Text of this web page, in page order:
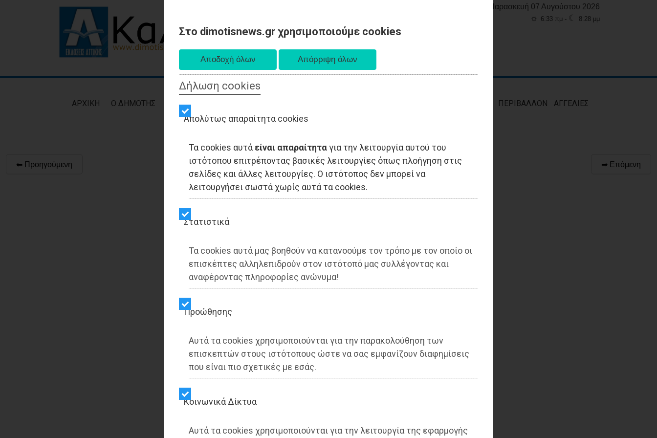
Στο dimotisnews.gr χρησιμοποιούμε cookies
Δήλωση cookies
Απολύτως απαραίτητα cookies
Τα cookies αυτά είναι απαραίτηταγια την λειτουργία αυτού του
ιστότοπου επιτρέποντας βασικές λειτουργίες όπως πλοήγηση στις
σελίδες και άλλες λειτουργίες. Ο ιστότοπος δεν μπορεί να
λειτουργήσει σωστά χωρίς αυτά τα cookies.
Στατιστικά
Τα cookies αυτά μας βοηθούν να κατανοούμε τον τρόπο με τον οποίο οι
επισκέπτες αλληλεπιδρούν στον ιστότοπό μας συλλέγοντας και
αναφέροντας πληροφορίες ανώνυμα!
Προώθησης
Αυτά τα cookies χρησιμοποιούνται για την παρακολούθηση των
επισκεπτών στους ιστότοπους ώστε να σας εμφανίζουν διαφημίσεις
που είναι πιο σχετικές με εσάς.
Kοινωνικά Δίκτυα
Αυτά τα cookies χρησιμοποιούνται για την λειτουργία της εφαρμογής
Παρασκευή 07 Αυγούστου 2026
☼ 6:33 πμ - ☾ 8:28 μμ
AΡXIKH Ο ΔΗΜΟΤΗΣ ΕΙΔΗΣΕΙΣ ΠΕΡΙΒΑΛΛΟΝ ΑΓΓΕΛΙΕΣ
⬅ Προηγούμενη ➡ Επόμενη
1 / ?